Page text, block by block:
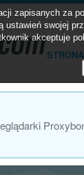
zapisanych za
swojej
akceptuje